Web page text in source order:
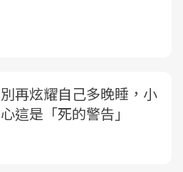
別再炫耀自己多晚睡，小
心這是「死的警告」